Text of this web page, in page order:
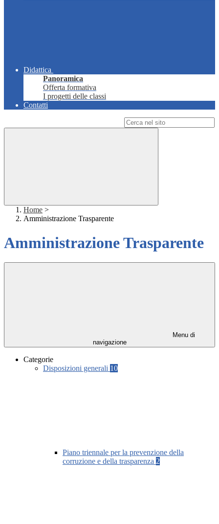
Didattica
Panoramica
Offerta formativa
I progetti delle classi
Contatti
Home >
Amministrazione Trasparente
Amministrazione Trasparente
Menu di
navigazione
Categorie
Disposizioni generali 10
Piano triennale per la prevenzione della
corruzione e della trasparenza 2